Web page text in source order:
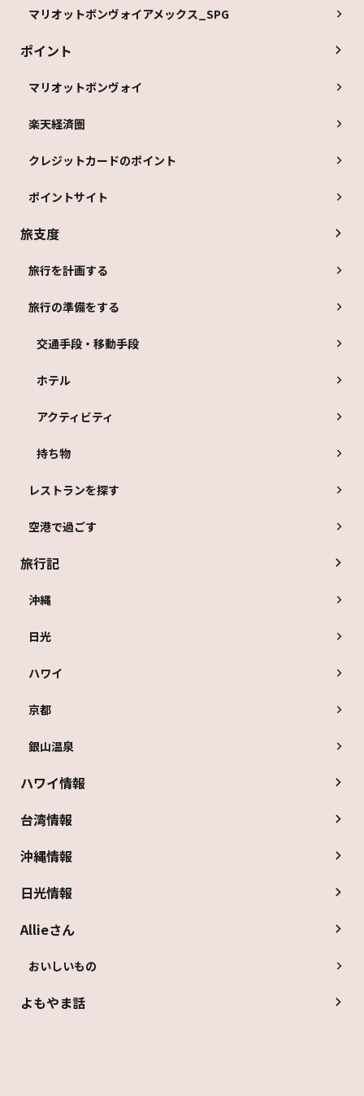
マリオットボンヴォイアメックス_SPG
ポイント
マリオットボンヴォイ
楽天経済圏
クレジットカードのポイント
ポイントサイト
旅支度
旅行を計画する
旅行の準備をする
交通手段・移動手段
ホテル
アクティビティ
持ち物
レストランを探す
空港で過ごす
旅行記
沖縄
日光
ハワイ
京都
銀山温泉
ハワイ情報
台湾情報
沖縄情報
日光情報
Allieさん
おいしいもの
よもやま話